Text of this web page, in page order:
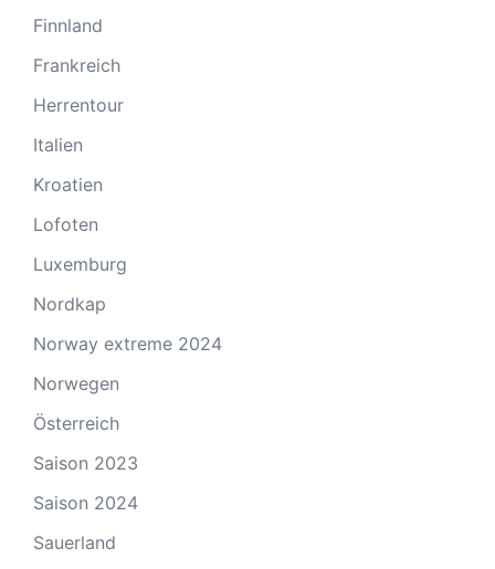
Finnland
Frankreich
Herrentour
Italien
Kroatien
Lofoten
Luxemburg
Nordkap
Norway extreme 2024
Norwegen
Österreich
Saison 2023
Saison 2024
Sauerland